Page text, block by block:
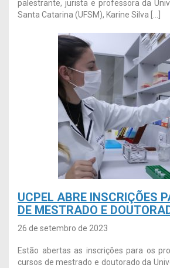
palestrante, jurista e professora da
Santa Catarina (UFSM), Karine Silva […]
UCPEL ABRE INSCRIÇÕES
DE MESTRADO E
26 de setembro de 2023
Estão abertas as inscrições para os
cursos de mestrado e doutorado da